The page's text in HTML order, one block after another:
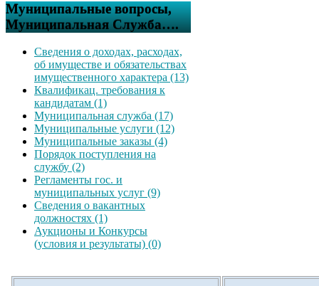
Муниципальные вопросы,
Муниципальная Служба….
Сведения о доходах, расходах,
об имуществе и обязательствах
имущественного характера (13)
Квалификац. требования к
кандидатам (1)
Муниципальная служба (17)
Муниципальные услуги (12)
Муниципальные заказы (4)
Порядок поступления на
службу (2)
Регламенты гос. и
муниципальных услуг (9)
Сведения о вакантных
должностях (1)
Аукционы и Конкурсы
(условия и результаты) (0)